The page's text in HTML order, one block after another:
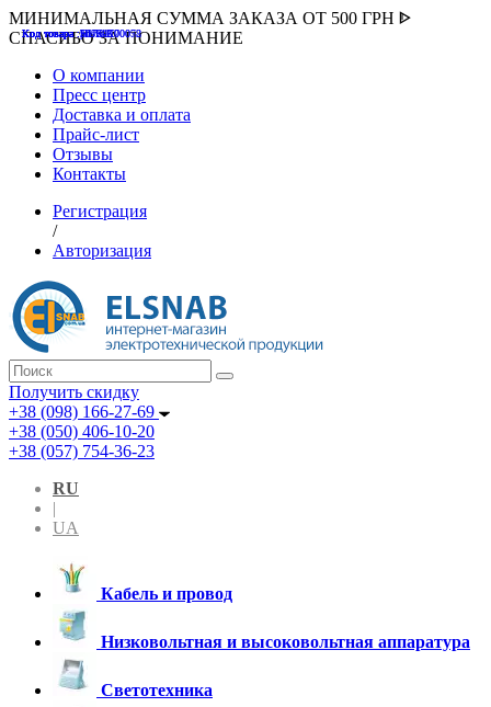
МИНИМАЛЬНАЯ СУММА ЗАКАЗА ОТ 500 ГРН ᐈ
СПАСИБО ЗА ПОНИМАНИЕ
О компании
Пресс центр
Доставка и оплата
Прайс-лист
Отзывы
Контакты
Регистрация
/
Авторизация
Получить скидку
+38 (098) 166-27-69
+38 (050) 406-10-20
+38 (057) 754-36-23
RU
|
UA
Кабель и провод
Низковольтная и высоковольтная аппаратура
Светотехника
Код товара :507000
Код товара :HUK-K00058
Код товара :Т075177
Код товара :pnsv12
Код товара :HUK-K00072